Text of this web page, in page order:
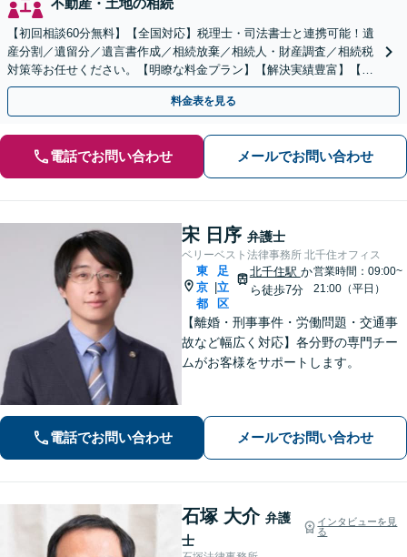
不動産・土地の相続
【初回相談60分無料】【全国対応】税理士・司法書士と連携可能！遺
産分割／遺留分／遺言書作成／相続放棄／相続人・財産調査／相続税
対策等お任せください。【明瞭な料金プラン】【解決実績豊富】【電
話相談可】
料金表を見る
電話でお問い合わせ メールでお問い合わせ
宋 日序 弁護士
ベリーベスト法律事務所 北千住オフィス
東
京
都
足
立
区
北千住駅 か
ら徒歩7分
営業時間：09:00~
21:00（平日）
【離婚・刑事事件・労働問題・交通事
故など幅広く対応】各分野の専門チー
ムがお客様をサポートします。
電話でお問い合わせ メールでお問い合わせ
石塚 大介 弁護
士
インタビューを見
る